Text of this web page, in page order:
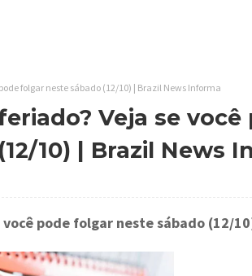
folgar neste sábado (12/10) | Brazil News Informa
Veja se você
10) | Brazil News
pode folgar neste sábado (12/